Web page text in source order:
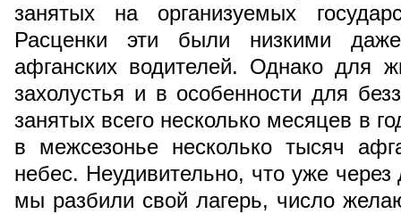
занятых на организуемых
Расценки эти были низкими
афганских водителей. Однако для
захолустья и в особенности для
занятых всего несколько месяцев в
в межсезонье несколько тысяч
небес. Неудивительно, что уже через
мы разбили свой лагерь, число